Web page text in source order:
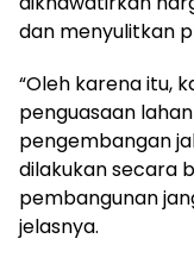
dan menyulitkan
“Oleh karena itu,
penguasaan
pengembangan
dilakukan secara
pembangunan
jelasnya.